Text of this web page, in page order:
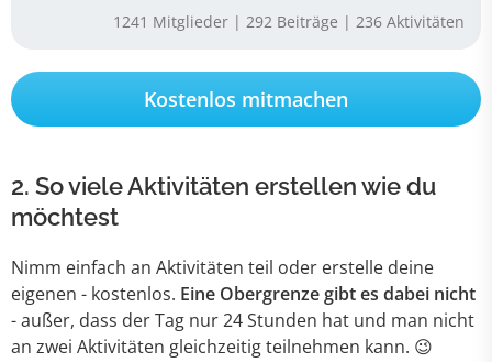
Kostenlos mitmachen
2. So viele Aktivitäten erstellen wie du
möchtest
Nimm einfach an Aktivitäten teil oder erstelle deine
eigenen - kostenlos. Eine Obergrenze gibt es dabei nicht
- außer, dass der Tag nur 24 Stunden hat und man nicht
an zwei Aktivitäten gleichzeitig teilnehmen kann. 😉